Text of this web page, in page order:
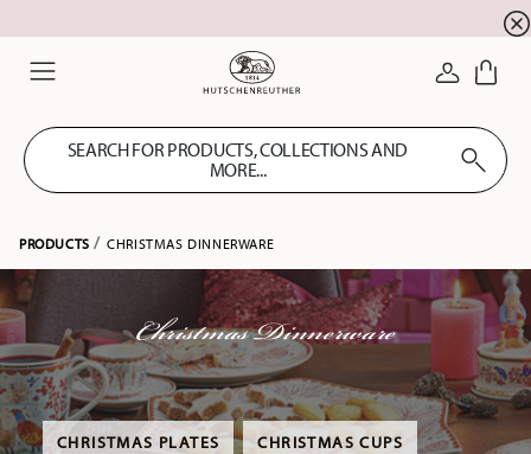
Summer SALE! Get EXTRA 5% OFF and
LOGIN
SEARCH FOR PRODUCTS, COLLECTIONS AND
MORE...
PRODUCTS CHRISTMAS DINNERWARE
Christmas Dinnerware
CHRISTMAS PLATES CHRISTMAS CUPS